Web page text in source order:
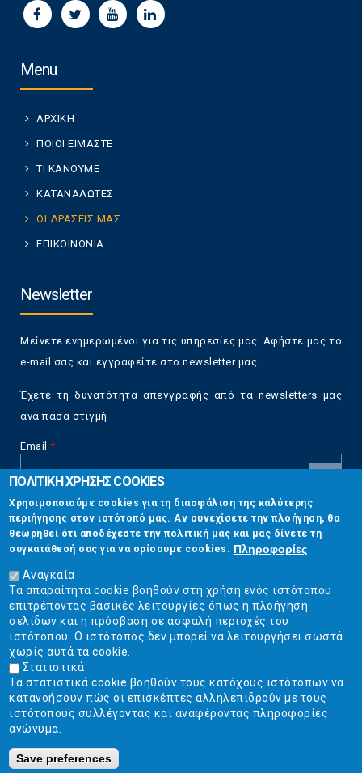
Menu
ΑΡΧΙΚΗ
ΠΟΙΟΙ ΕΙΜΑΣΤΕ
ΤΙ ΚΑΝΟΥΜΕ
ΚΑΤΑΝΑΛΩΤΕΣ
ΟΙ ΔΡΑΣΕΙΣ ΜΑΣ
ΕΠΙΚΟΙΝΩΝΙΑ
Newsletter
Μείνετε ενημερωμένοι για τις υπηρεσίες μας. Αφήστε μας το
e-mail σας και εγγραφείτε στο newsletter μας.
Έχετε τη δυνατότητα απεγγραφής από τα newsletters μας
ανά πάσα στιγμή
Email *
CAPTCHA
This
question is
for testing
whether or
not you are a
human visitor
and to
prevent
automated
spam
submissions.
5+2
Επικοινωνία
Στουρνάρη 17, Αθήνα 10683
2103304444
info@ekpizo.gr
www.ekpizo.gr
Δευ - Πεμ:10:00 πμ - 2:00 μμ
Σάβ - Κυρ: Κλειστά
ΠΟΛΙΤΙΚΗ ΧΡΗΣΗΣ COOKIES
Χρησιμοποιούμε cookies για τη διασφάλιση της καλύτερης
περιήγησης στον ιστότοπό μας. Αν συνεχίσετε την πλοήγηση, θα
θεωρηθεί ότι αποδέχεστε την πολιτική μας και μας δίνετε τη
συγκατάθεσή σας για να ορίσουμε cookies. Πληροφορίες
Αναγκαία
Τα απαραίτητα cookie βοηθούν στη χρήση ενός ιστότοπου
επιτρέποντας βασικές λειτουργίες όπως η πλοήγηση
σελίδων και η πρόσβαση σε ασφαλή περιοχές του
ιστότοπου. Ο ιστότοπος δεν μπορεί να λειτουργήσει σωστά
χωρίς αυτά τα cookie.
Στατιστικά
Τα στατιστικά cookie βοηθούν τους κατόχους ιστότοπων να
κατανοήσουν πώς οι επισκέπτες αλληλεπιδρούν με τους
ιστότοπους συλλέγοντας και αναφέροντας πληροφορίες
ανώνυμα.
Save preferences